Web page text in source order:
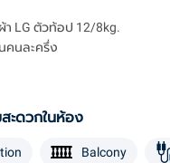
LG ตัวท้อป 12/8kg.
คนละครึ่ง
ะดวกในห้อง
Balcony